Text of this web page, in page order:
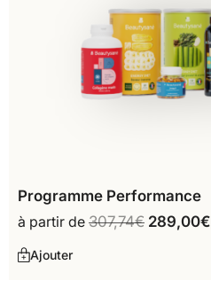
Programme Performance
à partir de 307,74€ 289,00€
Ajouter